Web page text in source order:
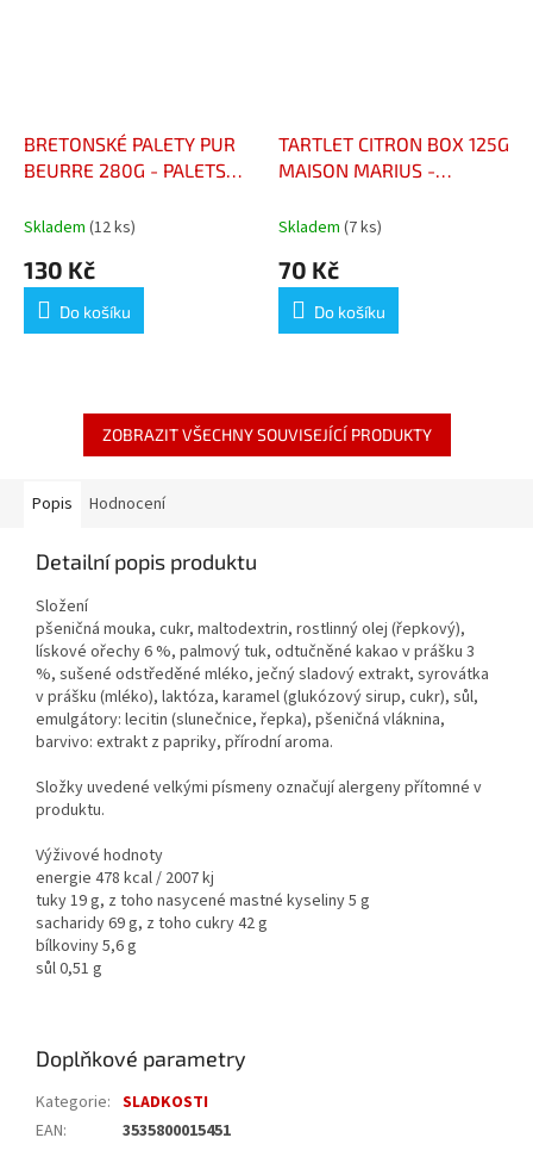
BRETONSKÉ PALETY PUR
BEURRE 280G - PALETS
280G
Skladem (12 ks)
130 Kč
Do košíku
TARTLET CITRON BOX 125G
MAISON MARIUS -
BOÎTE 125G MAISON
Skladem (7 ks)
70 Kč
Do košíku
ZOBRAZIT VŠECHNY SOUVISEJÍCÍ PRODUKTY
Popis Hodnocení
Detailní popis produktu
Složení
pšeničná mouka, cukr, maltodextrin, rostlinný olej (řepkový),
lískové ořechy 6 %, palmový tuk, odtučněné kakao v prášku 3
%, sušené odstředěné mléko, ječný sladový extrakt, syrovátka
v prášku (mléko), laktóza, karamel (glukózový sirup, cukr), sůl,
emulgátory: lecitin (slunečnice, řepka), pšeničná vláknina,
barvivo: extrakt z papriky, přírodní aroma.
Složky uvedené velkými písmeny označují alergeny přítomné v
produktu.
Výživové hodnoty
energie 478 kcal / 2007 kj
tuky 19 g, z toho nasycené mastné kyseliny 5 g
sacharidy 69 g, z toho cukry 42 g
bílkoviny 5,6 g
sůl 0,51 g
Doplňkové parametry
Kategorie: SLADKOSTI
EAN: 3535800015451